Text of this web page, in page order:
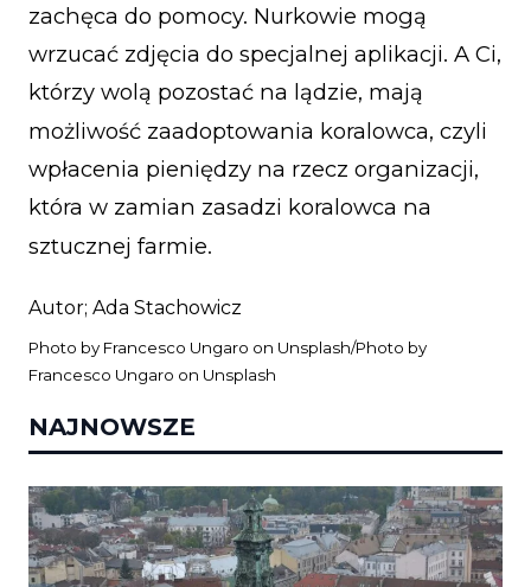
zachęca do pomocy. Nurkowie mogą
wrzucać zdjęcia do specjalnej aplikacji. A Ci,
którzy wolą pozostać na lądzie, mają
możliwość zaadoptowania koralowca, czyli
wpłacenia pieniędzy na rzecz organizacji,
która w zamian zasadzi koralowca na
sztucznej farmie.
Autor; Ada Stachowicz
Photo by Francesco Ungaro on Unsplash/Photo by
Francesco Ungaro on Unsplash
NAJNOWSZE